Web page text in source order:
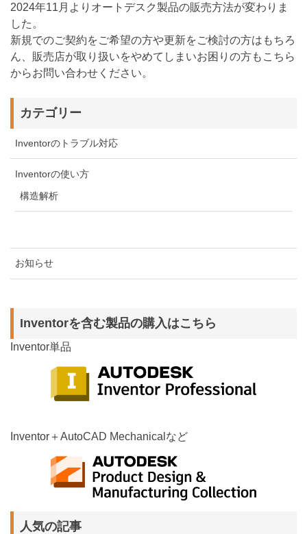
2024年11月よりオートデスク製品の販売方法が変わりま
した。
新規でのご契約をご希望の方や更新をご検討の方はもちろ
ん、販売店が取り扱いをやめてしまいお困りの方もこちら
からお問い合わせください。
カテゴリー
Inventorのトラブル対応
Inventorの使い方
構造解析
お知らせ
Inventorを含む製品の購入はこちら
Inventor単品
Inventor＋AutoCAD Mechanicalなど
人気の記事